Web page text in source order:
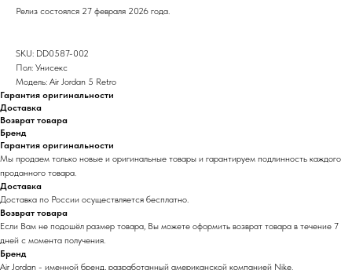
Релиз состоялся 27 февраля 2026 года.
SKU: DD0587-002
Пол: Унисекс
Модель: Air Jordan 5 Retro
Гарантия оригинальности
Доставка
Возврат товара
Бренд
Гарантия оригинальности
Мы продаем только новые и оригинальные товары и гарантируем подлинность каждого
проданного товара.
Доставка
Доставка по России осуществляется бесплатно.
Возврат товара
Если Вам не подошёл размер товара, Вы можете оформить возврат товара в течение 7
дней с момента получения.
Бренд
Air Jordan - именной бренд, разработанный американской компанией Nike.